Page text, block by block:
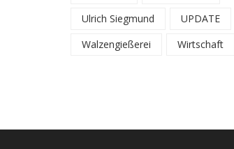
Ulrich Siegmund
UPDATE
Walzengießerei
Wirtschaft